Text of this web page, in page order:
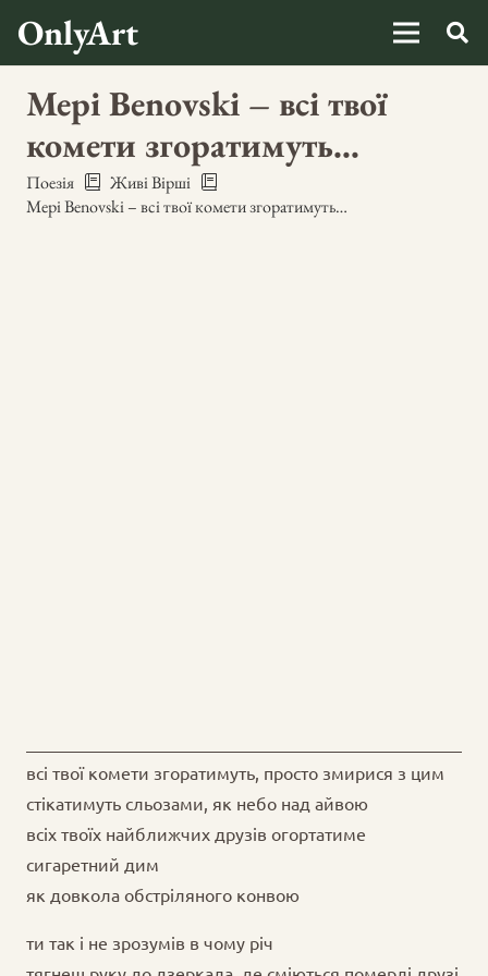
OnlyArt
Mepi Benovski – всі твої
комети згоратимуть…
Поезія
Живі Вірші
Mepi Benovski – всі твої комети згоратимуть…
всі твої комети згоратимуть, просто змирися з цим
стікатимуть сльозами, як небо над айвою
всіх твоїх найближчих друзів огортатиме
сигаретний дим
як довкола обстріляного конвою
ти так і не зрозумів в чому річ